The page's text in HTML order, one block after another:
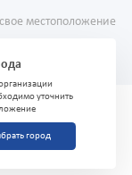
местоположение
уточнить
город